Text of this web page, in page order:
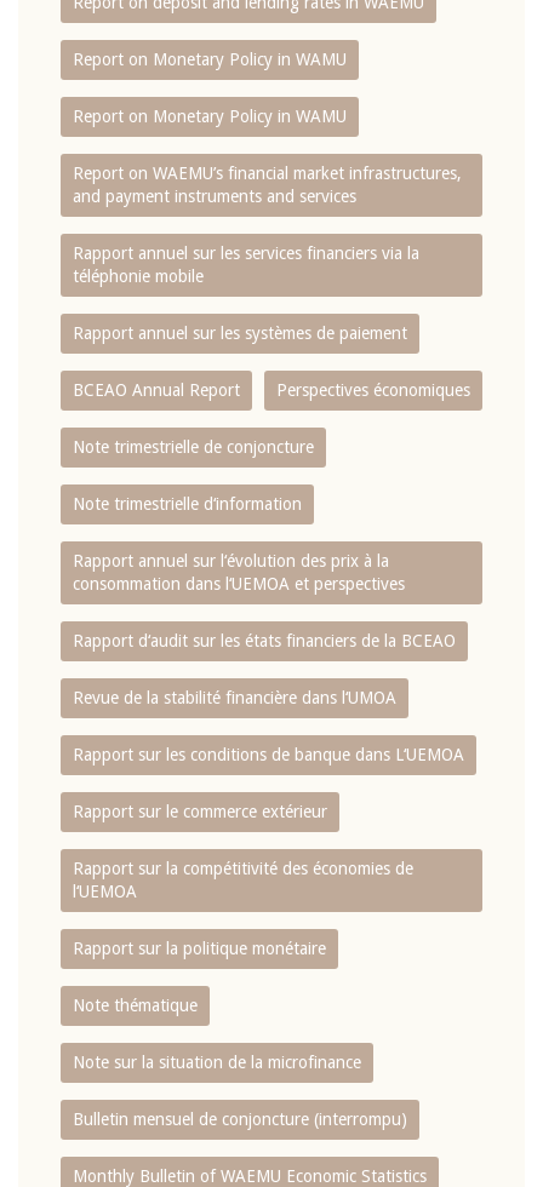
Report on Monetary Policy in WAMU
Report on Monetary Policy in WAMU
Report on WAEMU’s financial market infrastructures,
and payment instruments and services
Rapport annuel sur les services financiers via la
téléphonie mobile
Rapport annuel sur les systèmes de paiement
BCEAO Annual Report Perspectives économiques
Note trimestrielle de conjoncture
Note trimestrielle d‘information
Rapport annuel sur l‘évolution des prix à la
consommation dans l‘UEMOA et perspectives
Rapport d‘audit sur les états financiers de la BCEAO
Revue de la stabilité financière dans l‘UMOA
Rapport sur les conditions de banque dans L‘UEMOA
Rapport sur le commerce extérieur
Rapport sur la compétitivité des économies de
l‘UEMOA
Rapport sur la politique monétaire
Note thématique
Note sur la situation de la microfinance
Bulletin mensuel de conjoncture (interrompu)
Monthly Bulletin of WAEMU Economic Statistics